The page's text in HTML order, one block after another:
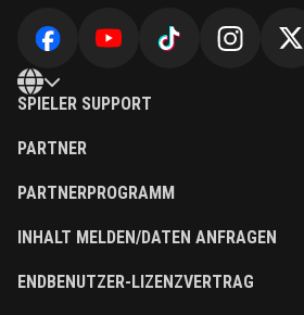
SPIELER SUPPORT
PARTNER
PARTNERPROGRAMM
INHALT MELDEN/DATEN ANFRAGEN
ENDBENUTZER-LIZENZVERTRAG